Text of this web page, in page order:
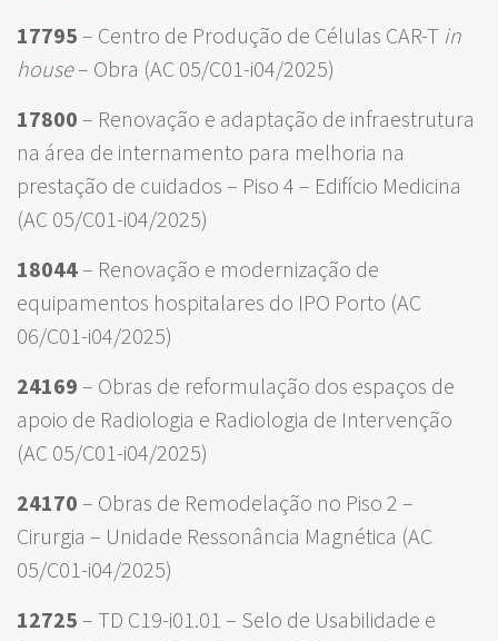
17795 – Centro de Produção de Células CAR-T in
house– Obra (AC 05/C01-i04/2025)
17800 – Renovação e adaptação de infraestrutura
na área de internamento para melhoria na
prestação de cuidados – Piso 4 – Edifício Medicina
(AC 05/C01-i04/2025)
18044– Renovação e modernização de
equipamentos hospitalares do IPO Porto (AC
06/C01-i04/2025)
24169 – Obras de reformulação dos espaços de
apoio de Radiologia e Radiologia de Intervenção
(AC 05/C01-i04/2025)
24170 – Obras de Remodelação no Piso 2 –
Cirurgia – Unidade Ressonância Magnética (AC
05/C01-i04/2025)
12725 – TD C19-i01.01 – Selo de Usabilidade e